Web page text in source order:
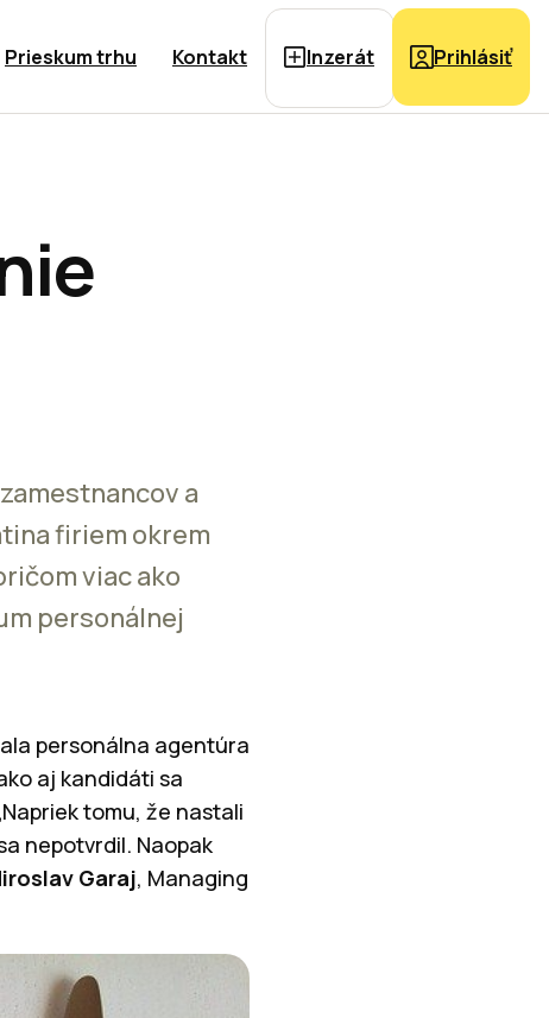
Prieskum trhu Kontakt Inzerát Prihlásiť
a
firiem okrem
viac ako
personálnej
personálna agentúra
aj kandidáti sa
tomu, že nastali
nepotvrdil. Naopak
Garaj, Managing